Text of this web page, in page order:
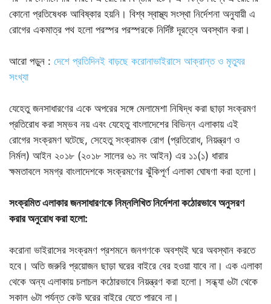
কোনো প্রতিষেধক আবিষ্কার হয়নি। বিশ্ব স্বাস্থ্য সংস্থা নির্দেশনা অনুযায়ী এ
রোগের একমাত্র পথ হলো পরস্পর পরস্পরকে নির্দিষ্ট দূরত্বে অবস্থান করা।
আরো পড়ুন : দেশে প্রতিদিনই বাড়ছে করোনাভাইরাসে আক্রান্ত ও মৃত্যুর
সংখ্যা
যেহেতু জনসাধারণের একে অপরের সঙ্গে মেলামেশা নিষিদ্ধ করা ছাড়া সংক্রমণ
প্রতিরোধ করা সম্ভব নয় এবং যেহেতু বাংলাদেশের বিভিন্ন এলাকায় এই
রোগের সংক্রমণ ঘটেছে, সেহেতু সংক্রামক রোগ (প্রতিরোধ, নিয়ন্ত্রণ ও
নির্মল) আইন ২০১৮ (২০১৮ সালের ৬১ নং আইন) এর ১১(১) ধারার
ক্ষমতাবলে সমগ্র বাংলাদেশকে সংক্রমণের ঝুঁকিপূর্ণ এলাকা ঘোষণা করা হলো।
সংক্রমিত এলাকার জনসাধারণকে নিম্নলিখিত নির্দেশনা কঠোরভাবে অনুসরণ
করার অনুরোধ করা হলো:
করোনা ভাইরাসের সংক্রমণ প্রশমনে জনগণকে অবশ্যই ঘরে অবস্থান করতে
হবে। অতি জরুরি প্রয়োজন ছাড়া ঘরের বাইরে বের হওয়া যাবে না। এক এলাকা
থেকে অন্য এলাকায় চলাচল কঠোরভাবে নিয়ন্ত্রণ করা হলো। সন্ধ্যা ৬টা থেকে
সকাল ৬টা পর্যন্ত কেউ ঘরের বাইরে যেতে পারবে না।